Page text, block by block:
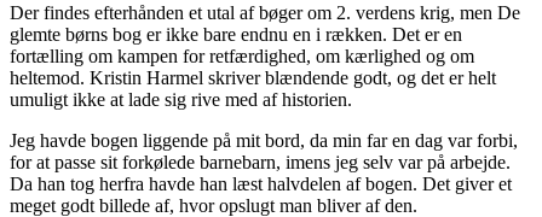
Der findes efterhånden et utal af bøger om 2. verdens krig, men De
glemte børns bog er ikke bare endnu en i rækken. Det er en
fortælling om kampen for retfærdighed, om kærlighed og om
heltemod. Kristin Harmel skriver blændende godt, og det er helt
umuligt ikke at lade sig rive med af historien.
Jeg havde bogen liggende på mit bord, da min far en dag var forbi,
for at passe sit forkølede barnebarn, imens jeg selv var på arbejde.
Da han tog herfra havde han læst halvdelen af bogen. Det giver et
meget godt billede af, hvor opslugt man bliver af den.